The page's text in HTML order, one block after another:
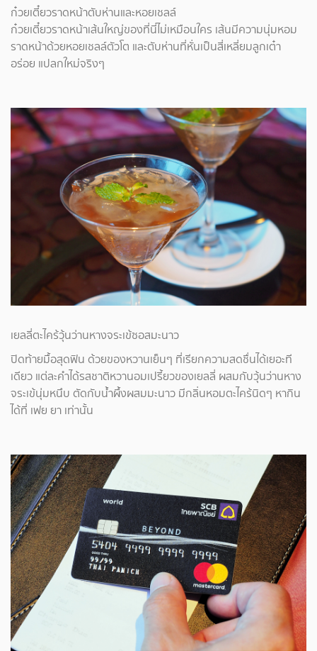
ก๋วยเตี๋ยวราดหน้าตับห่านและหอยเชลล์
ก๋วยเตี๋ยวราดหน้าเส้นใหญ่ของที่นี่ไม่เหมือนใคร เส้นมีความนุ่มหอม
ราดหน้าด้วยหอยเชลล์ตัวโต และตับห่านที่หั่นเป็นสี่เหลี่ยมลูกเต๋า
อร่อย แปลกใหม่จริงๆ
เยลลี่ตะไคร้วุ้นว่านหางจระเข้ซอสมะนาว
ปิดท้ายมื้อสุดฟิน ด้วยของหวานเย็นๆ ที่เรียกความสดชื่นได้เยอะที
เดียว แต่ละคำได้รสชาติหวานอมเปรี้ยวของเยลลี่ ผสมกับวุ้นว่านหาง
จระเข้นุ่มหนึบ ตัดกับน้ำผึ้งผสมมะนาว มีกลิ่นหอมตะไคร้นิดๆ หากิน
ได้ที่ เฟย ยา เท่านั้น